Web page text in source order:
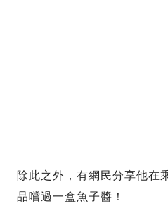
除此之外，有網民分享他在
品嚐過一盒魚子醬！